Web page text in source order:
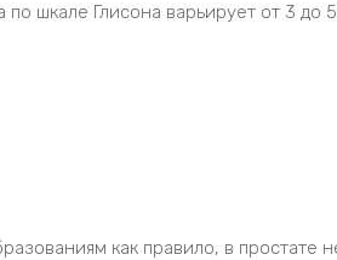
шкале Глисона варьирует от 3 до
как правило, в простате